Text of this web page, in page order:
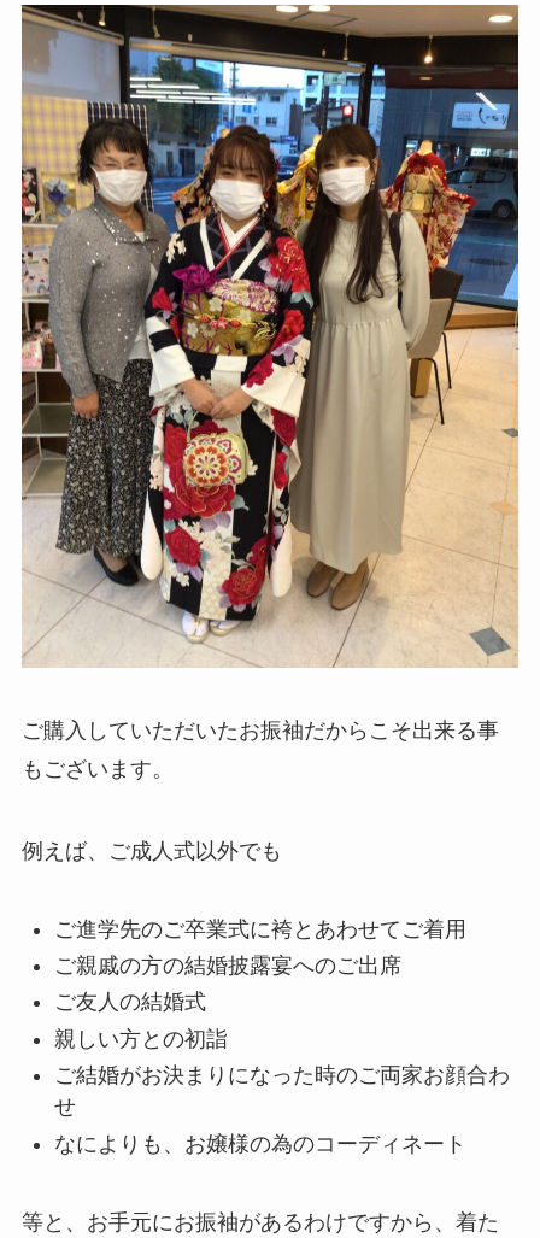
ご購入していただいたお振袖だからこそ出来る事
もございます。
例えば、ご成人式以外でも
ご進学先のご卒業式に袴とあわせてご着用
ご親戚の方の結婚披露宴へのご出席
ご友人の結婚式
親しい方との初詣
ご結婚がお決まりになった時のご両家お顔合わ
せ
なによりも、お嬢様の為のコーディネート
等と、お手元にお振袖があるわけですから、着た